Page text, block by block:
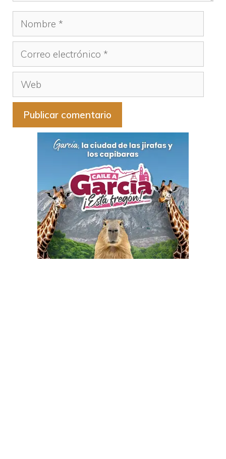
Nombre
Correo
electrónico
Web